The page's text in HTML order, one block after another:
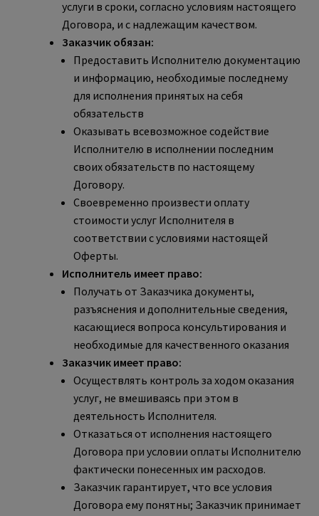
услуги в сроки, согласно условиям настоящего
Договора, и с надлежащим качеством.
Заказчик обязан:
Предоставить Исполнителю документацию
и информацию, необходимые последнему
для исполнения принятых на себя
обязательств
Оказывать всевозможное содействие
Исполнителю в исполнении последним
своих обязательств по настоящему
Договору.
Своевременно произвести оплату
стоимости услуг Исполнителя в
соответствии с условиями настоящей
Оферты.
Исполнитель имеет право:
Получать от Заказчика документы,
разъяснения и дополнительные сведения,
касающиеся вопроса консультирования и
необходимые для качественного оказания
Заказчик имеет право:
Осуществлять контроль за ходом оказания
услуг, не вмешиваясь при этом в
деятельность Исполнителя.
Отказаться от исполнения настоящего
Договора при условии оплаты Исполнителю
фактически понесенных им расходов.
Заказчик гарантирует, что все условия
Договора ему понятны; Заказчик принимает